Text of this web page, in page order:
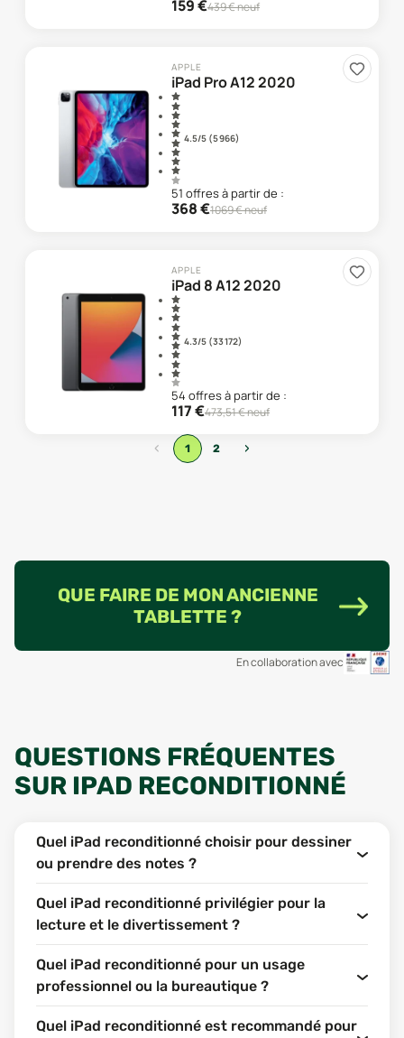
159€439€ neuf
APPLE
iPad Pro A12 2020
4.5/5 (5 966)
51 offresà partir de :
368€1069€ neuf
APPLE
iPad 8 A12 2020
4.3/5 (33 172)
54 offresà partir de :
117€473,51€ neuf
‹ 1 2 ›
QUE FAIRE DE MON ANCIENNE
TABLETTE ?
En collaboration avec
QUESTIONS FRÉQUENTES
SUR IPAD RECONDITIONNÉ
Quel iPad reconditionné choisir pour dessiner
ou prendre des notes ?
Quel iPad reconditionné privilégier pour la
lecture et le divertissement ?
Quel iPad reconditionné pour un usage
professionnel ou la bureautique ?
Quel iPad reconditionné est recommandé pour